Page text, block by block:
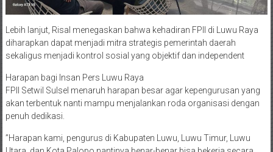
​Lebih lanjut, Risal menegaskan bahwa kehadiran FPII di Luwu Raya
diharapkan dapat menjadi mitra strategis pemerintah daerah
sekaligus menjadi kontrol sosial yang objektif dan independent
​Harapan bagi Insan Pers Luwu Raya
​FPII Setwil Sulsel menaruh harapan besar agar kepengurusan yang
akan terbentuk nanti mampu menjalankan roda organisasi dengan
penuh dedikasi.
​”Harapan kami, pengurus di Kabupaten Luwu, Luwu Timur, Luwu